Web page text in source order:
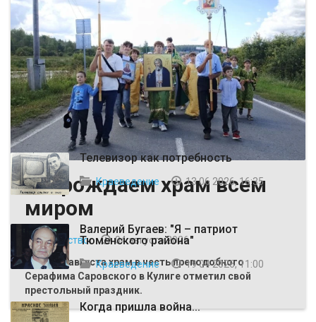
Возрождаем храм всем
миром
Общество
04 августа 2026
Первого августа храм в честь преподобного
Серафима Саровского в Кулиге отметил свой
престольный праздник.
ВЫБОР РЕДАКЦИИ
Телевизор как потребность
Краеведение 13 06 2026, 16:35
Валерий Бугаев: "Я – патриот
Тюменского района"
Краеведение 19 04 2026, 11:00
Когда пришла война...